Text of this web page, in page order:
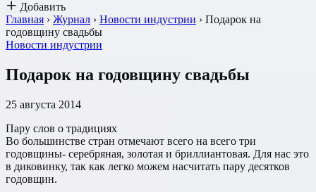
Добавить
Главная › Журнал › Новости индустрии › Подарок на
годовщину свадьбы
Новости индустрии
Подарок на годовщину свадьбы
25 августа 2014
Пару слов о традициях
Во большинстве стран отмечают всего на всего три
годовщины- серебряная, золотая и бриллиантовая. Для нас это
в диковинку, так как легко можем насчитать пару десятков
годовщин.